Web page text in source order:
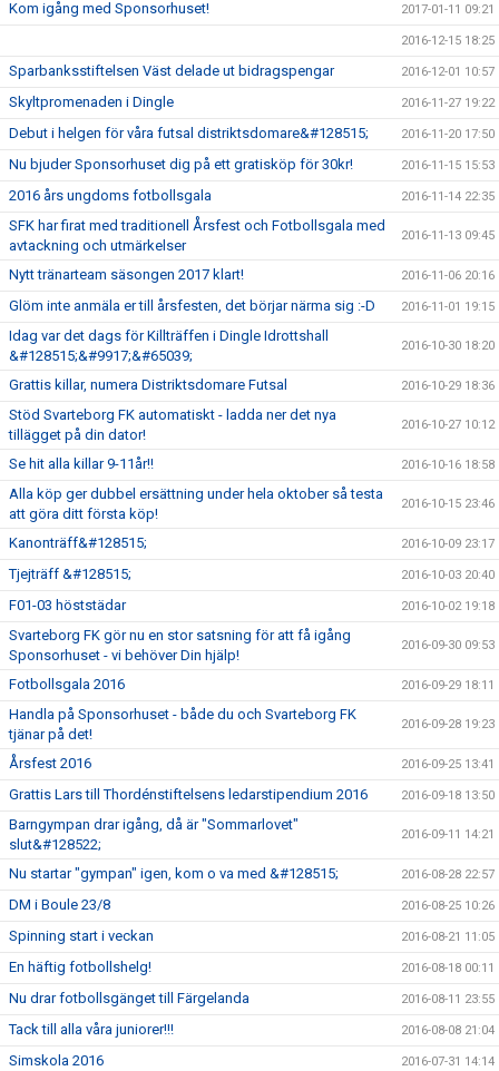
Kom igång med Sponsorhuset! 2017-01-11 09:21
2016-12-15 18:25
Sparbanksstiftelsen Väst delade ut bidragspengar 2016-12-01 10:57
Skyltpromenaden i Dingle 2016-11-27 19:22
Debut i helgen för våra futsal distriktsdomare&#128515; 2016-11-20 17:50
Nu bjuder Sponsorhuset dig på ett gratisköp för 30kr! 2016-11-15 15:53
2016 års ungdoms fotbollsgala 2016-11-14 22:35
SFK har firat med traditionell Årsfest och Fotbollsgala med
avtackning och utmärkelser
2016-11-13 09:45
Nytt tränarteam säsongen 2017 klart! 2016-11-06 20:16
Glöm inte anmäla er till årsfesten, det börjar närma sig :-D 2016-11-01 19:15
Idag var det dags för Killträffen i Dingle Idrottshall
&#128515;&#9917;&#65039;
2016-10-30 18:20
Grattis killar, numera Distriktsdomare Futsal 2016-10-29 18:36
Stöd Svarteborg FK automatiskt - ladda ner det nya
tillägget på din dator!
2016-10-27 10:12
Se hit alla killar 9-11år!! 2016-10-16 18:58
Alla köp ger dubbel ersättning under hela oktober så testa
att göra ditt första köp!
2016-10-15 23:46
Kanonträff&#128515; 2016-10-09 23:17
Tjejträff &#128515; 2016-10-03 20:40
F01-03 höststädar 2016-10-02 19:18
Svarteborg FK gör nu en stor satsning för att få igång
Sponsorhuset - vi behöver Din hjälp!
2016-09-30 09:53
Fotbollsgala 2016 2016-09-29 18:11
Handla på Sponsorhuset - både du och Svarteborg FK
tjänar på det!
2016-09-28 19:23
Årsfest 2016 2016-09-25 13:41
Grattis Lars till Thordénstiftelsens ledarstipendium 2016 2016-09-18 13:50
Barngympan drar igång, då är "Sommarlovet"
slut&#128522;
2016-09-11 14:21
Nu startar "gympan" igen, kom o va med &#128515; 2016-08-28 22:57
DM i Boule 23/8 2016-08-25 10:26
Spinning start i veckan 2016-08-21 11:05
En häftig fotbollshelg! 2016-08-18 00:11
Nu drar fotbollsgänget till Färgelanda 2016-08-11 23:55
Tack till alla våra juniorer!!! 2016-08-08 21:04
Simskola 2016 2016-07-31 14:14